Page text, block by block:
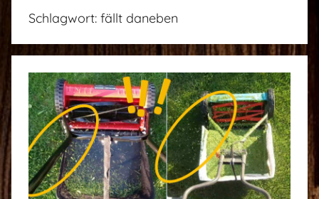
Schlagwort: fällt daneben